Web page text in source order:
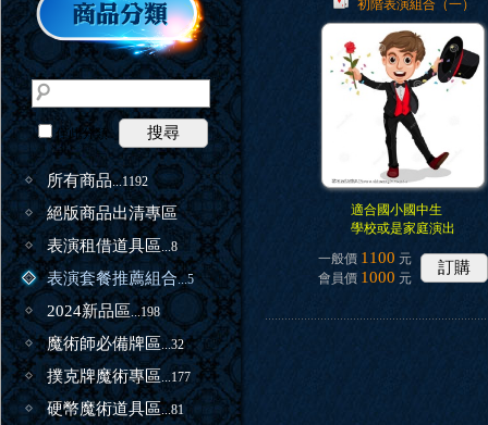
僅此分類 搜尋
所有商品...1192
絕版商品出清專區
表演租借道具區 ...8
表演套餐推薦組合...5
2024新品區 ...198
魔術師必備牌區...32
撲克牌魔術專區 ...177
硬幣魔術道具區...81
初階表演組合（一）
適合國小國中生
學校或是家庭演出
一般價 1100 元
會員價 1000 元
訂購